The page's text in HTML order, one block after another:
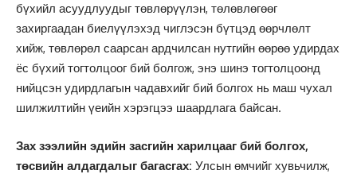
бүхийл асуудлуудыг төвлөрүүлэн, төлөвлөгөөг
захиргаадан биелүүлэхэд чиглэсэн бүтцэд өөрчлөлт
хийж, төвлөрөл саарсан ардчилсан нутгийн өөрөө удирдах
ёс бүхий тогтолцоог бий болгож, энэ шинэ тогтолцоонд
нийцсэн удирдлагын чадавхийг бий болгох нь маш чухал
шилжилтийн үеийн хэрэгцээ шаардлага байсан.
Зах зээлийн эдийн засгийн харилцааг бий болгох,
төсвийн алдагдалыг багасгах: Улсын өмчийг хувьчилж,